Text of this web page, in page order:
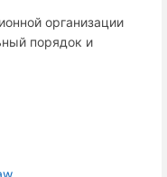
организации
порядок и